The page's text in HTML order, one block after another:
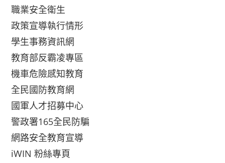
職業安全衛生
政策宣導執行情形
學生事務資訊網
教育部反霸凌專區
機車危險感知教育
全民國防教育網
國軍人才招募中心
警政署165全民防騙
網路安全教育宣導
iWIN 粉絲專頁